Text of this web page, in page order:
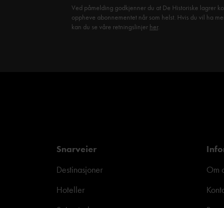
Ved påmelding godkjenner du at De Historiske lagrer
oppheve abonnementet når som helst. Hvis du vil ha
kan du se våre retningslinjer her.
Snarveier
Destinasjoner
Hoteller
Om